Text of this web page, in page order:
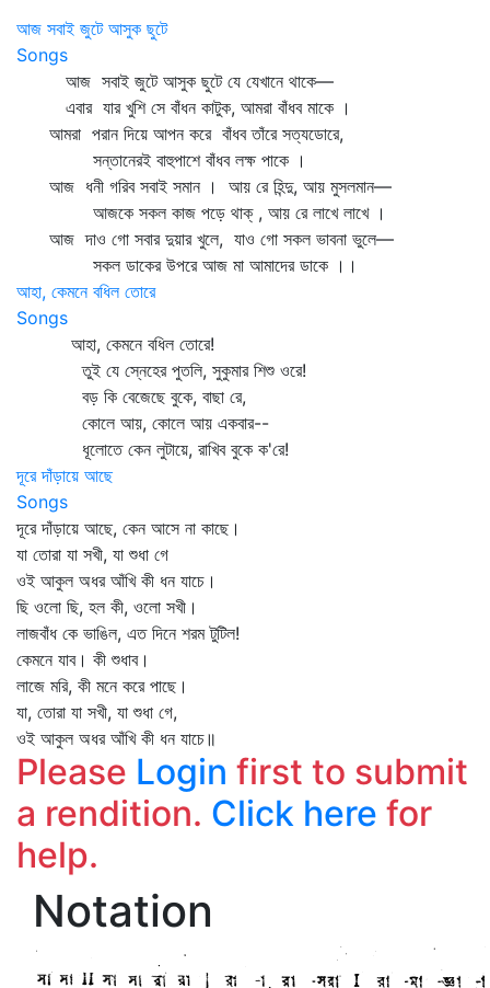
আজ সবাই জুটে আসুক ছুটে
Songs
আজ সবাই জুটে আসুক ছুটে যে যেখানে থাকে—
এবার যার খুশি সে বাঁধন কাটুক, আমরা বাঁধব মাকে ।
আমরা পরান দিয়ে আপন করে বাঁধব তাঁরে সত্যডোরে,
সন্তানেরই বাহুপাশে বাঁধব লক্ষ পাকে ।
আজ ধনী গরিব সবাই সমান । আয় রে হিন্দু, আয় মুসলমান—
আজকে সকল কাজ পড়ে থাক্‌ , আয় রে লাখে লাখে ।
আজ দাও গো সবার দুয়ার খুলে, যাও গো সকল ভাবনা ভুলে—
সকল ডাকের উপরে আজ মা আমাদের ডাকে ।।
আহা, কেমনে বধিল তোরে
Songs
আহা, কেমনে বধিল তোরে!
তুই যে স্নেহের পুতলি, সুকুমার শিশু ওরে!
বড় কি বেজেছে বুকে, বাছা রে,
কোলে আয়, কোলে আয় একবার--
ধূলোতে কেন লুটায়ে, রাখিব বুকে ক'রে!
দূরে দাঁড়ায়ে আছে
Songs
দূরে দাঁড়ায়ে আছে, কেন আসে না কাছে।
যা তোরা যা সখী, যা শুধা গে
ওই আকুল অধর আঁখি কী ধন যাচে।
ছি ওলো ছি, হল কী, ওলো সখী।
লাজবাঁধ কে ভাঙিল, এত দিনে শরম টুটিল!
কেমনে যাব। কী শুধাব।
লাজে মরি, কী মনে করে পাছে।
যা, তোরা যা সখী, যা শুধা গে,
ওই আকুল অধর আঁখি কী ধন যাচে॥
Please Login first to submit
a rendition. Click here for
help.
Notation